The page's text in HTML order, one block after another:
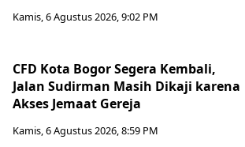
Kamis, 6 Agustus 2026, 9:02 PM
CFD Kota Bogor Segera Kembali,
Jalan Sudirman Masih Dikaji karena
Akses Jemaat Gereja
Kamis, 6 Agustus 2026, 8:59 PM